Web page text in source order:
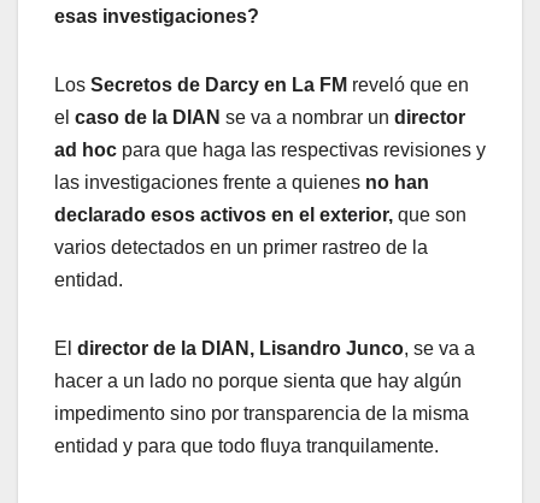
esas investigaciones?
Los Secretos de Darcy en La FM reveló que en
el caso de la DIAN se va a nombrar un director
ad hoc para que haga las respectivas revisiones y
las investigaciones frente a quienes no han
declarado esos activos en el exterior, que son
varios detectados en un primer rastreo de la
entidad.
El director de la DIAN, Lisandro Junco, se va a
hacer a un lado no porque sienta que hay algún
impedimento sino por transparencia de la misma
entidad y para que todo fluya tranquilamente.